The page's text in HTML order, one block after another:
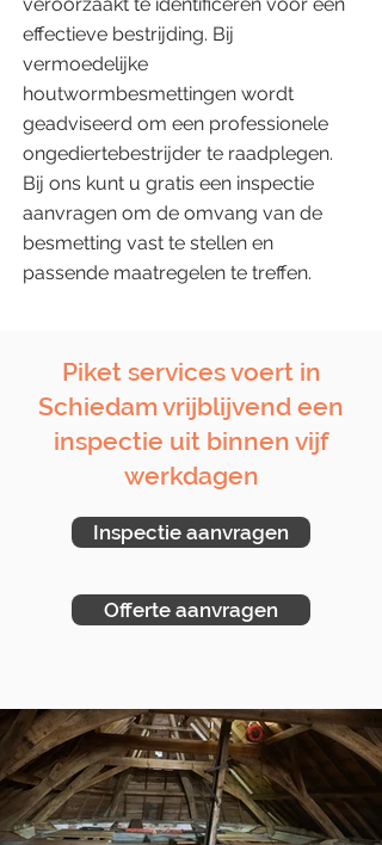
effectieve bestrijding. Bij
vermoedelijke
houtwormbesmettingen wordt
geadviseerd om een professionele
ongediertebestrijder te raadplegen.
Bij ons kunt u gratis een inspectie
aanvragen om de omvang van de
besmetting vast te stellen en
passende maatregelen te treffen.
Piket services voert in
Schiedam vrijblijvend een
inspectie uit binnen vijf
werkdagen
Inspectie aanvragen
Offerte aanvragen